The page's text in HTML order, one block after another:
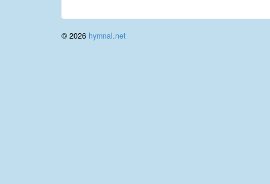
© 2026 hymnal.net